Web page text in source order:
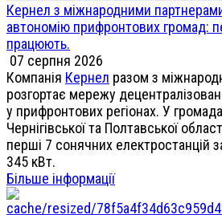
Кернел з міжнародними
автономію прифронтових громад:
працюють.
07 серпня 2026
Компанія Кернел разом з
розгортає мережу
у прифронтових регіонах. У
Чернігівської та Полтавської
перші 7 сонячних електростанцій
345 кВт.
Більше інформації